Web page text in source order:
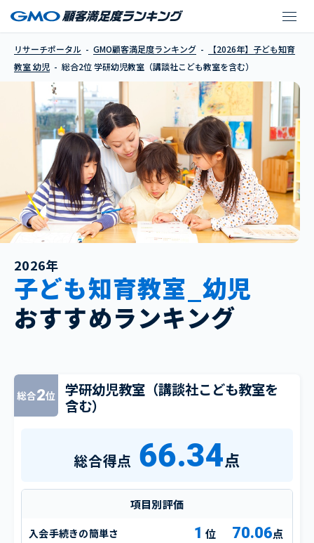
学研幼児教室（講談社
リサーチポータル GMO顧客満足度ランキング
【2026年】子ども知育
教室 幼児
総合2位 学研幼児教室（講談社こども教室を含む）
2026年
子ども知育教室_幼児
おすすめランキング
総合2位
学研幼児教室（講談社こども教室を
含む）
総合得点 66.34点
項目別評価
入会手続きの簡単さ 1 70.06点